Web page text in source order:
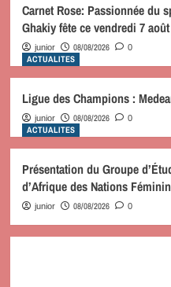
Carnet Rose: Passionnée du
Ghakiy fête ce vendredi 7
junior 08/08/2026 0
ACTUALITES
Ligue des Champions :
junior 08/08/2026 0
ACTUALITES
Présentation du Groupe
d’Afrique des Nations
junior 08/08/2026 0